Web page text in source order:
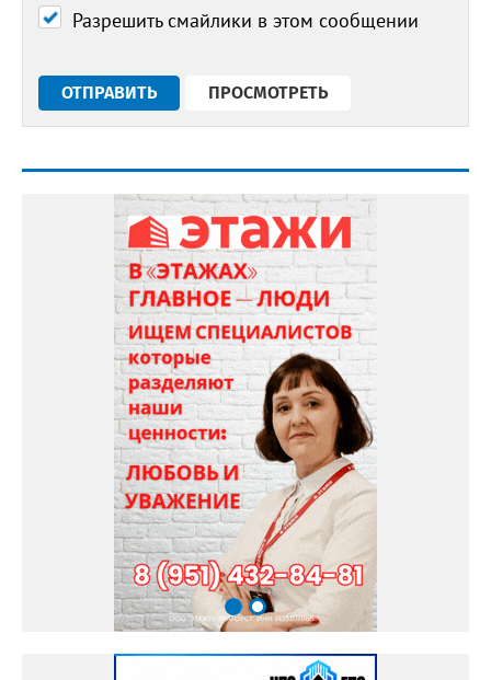
Разрешить смайлики в этом сообщении